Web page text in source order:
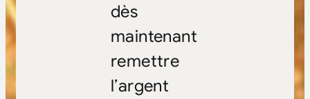
dès
maintenant
remettre
l’argent